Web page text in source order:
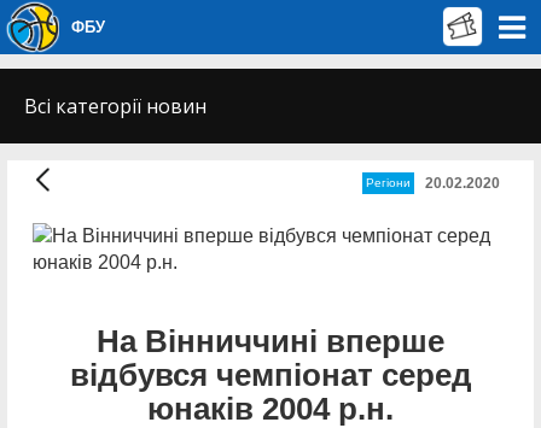
ФБУ
Всі категорії новин
Регіони 20.02.2020
На Вінниччині вперше
відбувся чемпіонат серед
юнаків 2004 р.н.